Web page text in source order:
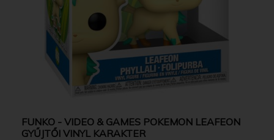
FUNKO - VIDEO & GAMES POKEMON LEAFEON
GYŰJTŐI VINYL KARAKTER